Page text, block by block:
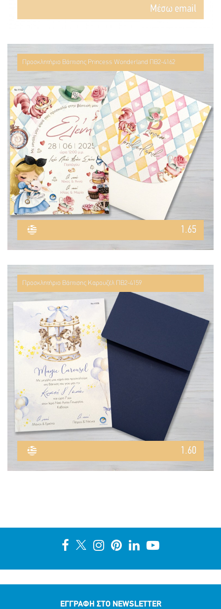
Mέσω email
Προσκλητήριο Βάπτισης Princess Wonderland ΠΒ2-4162
1.65
Προσκλητήριο Βάπτισης Καρουζέλ ΠΒ2-4159
1.60
ΕΓΓΡΑΦΗ ΣΤΟ NEWSLETTER